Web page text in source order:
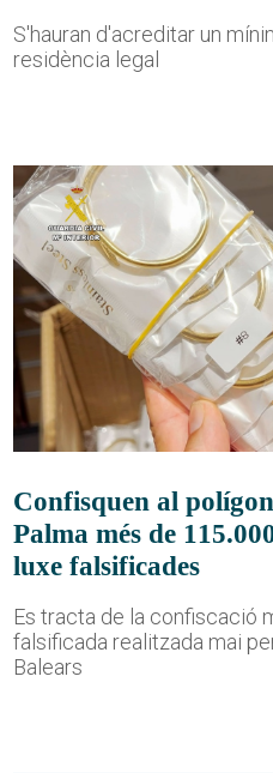
S'hauran d'acreditar un
residència legal
Confisquen al
Palma més de
luxe falsificades
Es tracta de la confiscació
falsificada realitzada mai
Balears